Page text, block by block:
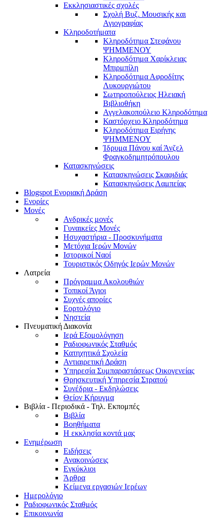
Εκκλησιαστικές σχολές
Σχολή Βυζ. Μουσικής και
Αγιογραφίας
Κληροδοτήματα
Κληροδότημα Στεφάνου
ΨΗΜΜΕΝΟΥ
Κληροδότημα Χαρίκλειας
Μπιρμπίλη
Κληροδότημα Αφροδίτης
Λυκουργιώτου
Σωτηροπούλειος Ηλειακή
Βιβλιοθήκη
Αγγελακοπούλειο Κληροδότημα
Καστόρχειο Κληροδότημα
Κληροδότημα Ειρήνης
ΨΗΜΜΕΝΟΥ
Ίδρυμα Πάνου καί Άνζελ
Φραγκοδημητρόπουλου
Κατασκηνώσεις
Κατασκηνώσεις Σκαφιδιάς
Κατασκηνώσεις Λαμπείας
Blogspot Ενοριακή Δράση
Ενορίες
Μονές
Ανδρικές μονές
Γυναικείες Μονές
Ησυχαστήρια - Προσκυνήματα
Μετόχια Ιερών Μονών
Ιστορικοί Ναοί
Τουριστικός Οδηγός Ιερών Μονών
Λατρεία
Πρόγραμμα Ακολουθιών
Τοπικοί Άγιοι
Συχνές απορίες
Εορτολόγιο
Νηστεία
Πνευματική Διακονία
Ιερά Εξομολόγηση
Ραδιοφωνικός Σταθμός
Κατηχητικά Σχολεία
Αντιαιρετική Δράση
Υπηρεσία Συμπαραστάσεως Οικογενείας
Θρησκευτική Υπηρεσία Στρατού
Συνέδρια - Εκδηλώσεις
Θείον Κήρυγμα
Βιβλία - Περιοδικά - Τηλ. Εκπομπές
Βιβλία
Βοηθήματα
Η εκκλησία κοντά μας
Ενημέρωση
Ειδήσεις
Ανακοινώσεις
Εγκύκλιοι
Άρθρα
Κείμενα εργασιών Ιερέων
Ημερολόγιο
Ραδιοφωνικός Σταθμός
Επικοινωνία